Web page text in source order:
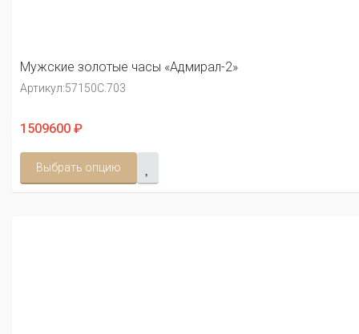
Мужские золотые часы «Адмирал-2»
Артикул:57150С.703
1509600 ₽
Выбрать опцию